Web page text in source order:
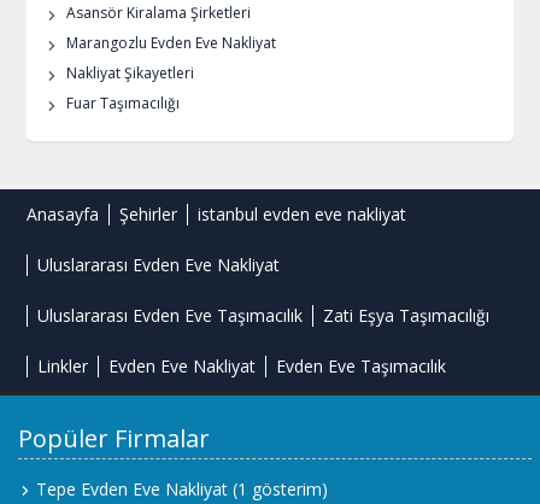
Asansör Kiralama Şirketleri
Marangozlu Evden Eve Nakliyat
Nakliyat Şikayetleri
Fuar Taşımacılığı
Anasayfa Şehirler istanbul evden eve nakliyat
Uluslararası Evden Eve Nakliyat
Uluslararası Evden Eve Taşımacılık Zati Eşya Taşımacılığı
Linkler Evden Eve Nakliyat Evden Eve Taşımacılık
Popüler Firmalar
Tepe Evden Eve Nakliyat (1 gösterim)